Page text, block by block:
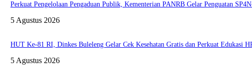
Perkuat Pengelolaan Pengaduan Publik, Kementerian PANRB Gelar Penguatan
5 Agustus 2026
HUT Ke-81 RI, Dinkes Buleleng Gelar Cek Kesehatan Gratis dan Perkuat Edukasi
5 Agustus 2026